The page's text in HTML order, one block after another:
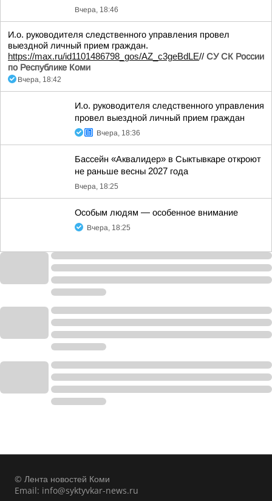
Вчера, 18:46
И.о. руководителя следственного управления провел
выездной личный прием граждан.
https://max.ru/id1101486798_gos/AZ_c3geBdLE// СУ СК России
по Республике Коми
Вчера, 18:42
И.о. руководителя следственного управления
провел выездной личный прием граждан
Вчера, 18:36
Бассейн «Аквалидер» в Сыктывкаре откроют
не раньше весны 2027 года
Вчера, 18:25
Особым людям — особенное внимание
Вчера, 18:25
© Лента новостей Коми
Email: info@syktyvkar-news.ru